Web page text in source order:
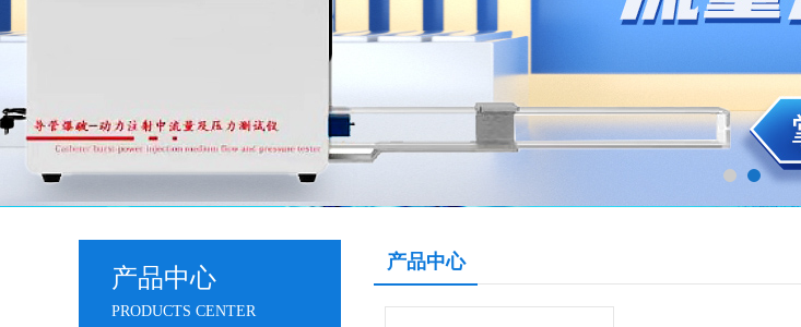
产品中心
PRODUCTS CENTER
产品中心